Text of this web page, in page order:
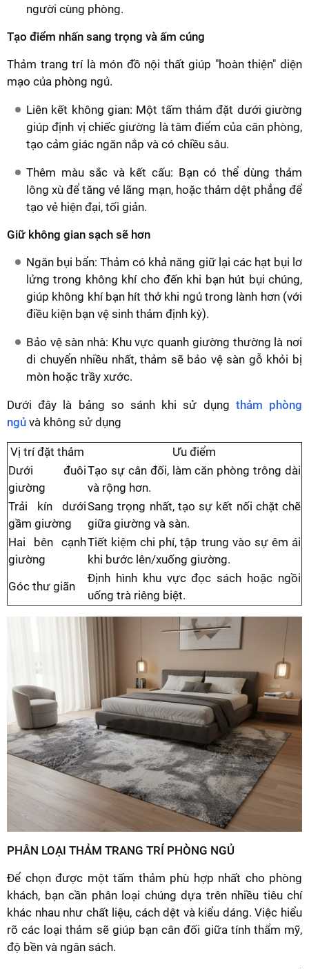
người cùng phòng.
Tạo điểm nhấn sang trọng và ấm cúng
Thảm trang trí là món đồ nội thất giúp "hoàn thiện" diện
mạo của phòng ngủ.
Liên kết không gian: Một tấm thảm đặt dưới giường
giúp định vị chiếc giường là tâm điểm của căn phòng,
tạo cảm giác ngăn nắp và có chiều sâu.
Thêm màu sắc và kết cấu: Bạn có thể dùng thảm
lông xù để tăng vẻ lãng mạn, hoặc thảm dệt phẳng để
tạo vẻ hiện đại, tối giản.
Giữ không gian sạch sẽ hơn
Ngăn bụi bẩn: Thảm có khả năng giữ lại các hạt bụi lơ
lửng trong không khí cho đến khi bạn hút bụi chúng,
giúp không khí bạn hít thở khi ngủ trong lành hơn (với
điều kiện bạn vệ sinh thảm định kỳ).
Bảo vệ sàn nhà: Khu vực quanh giường thường là nơi
di chuyển nhiều nhất, thảm sẽ bảo vệ sàn gỗ khỏi bị
mòn hoặc trầy xước.
Dưới đây là bảng so sánh khi sử dụng thảm phòng
ngủ và không sử dụng
Vị trí đặt thảm
Ưu điểm
Dưới đuôi
giường
Tạo sự cân đối, làm căn phòng trông dài
và rộng hơn.
Trải kín dưới
gầm giường
Sang trọng nhất, tạo sự kết nối chặt chẽ
giữa giường và sàn.
Hai bên cạnh
giường
Tiết kiệm chi phí, tập trung vào sự êm ái
khi bước lên/xuống giường.
Góc thư giãn
Định hình khu vực đọc sách hoặc ngồi
uống trà riêng biệt.
PHÂN LOẠI THẢM TRANG TRÍ PHÒNG NGỦ
Để chọn được một tấm thảm phù hợp nhất cho phòng
khách, bạn cần phân loại chúng dựa trên nhiều tiêu chí
khác nhau như chất liệu, cách dệt và kiểu dáng. Việc hiểu
rõ các loại thảm sẽ giúp bạn cân đối giữa tính thẩm mỹ,
độ bền và ngân sách.